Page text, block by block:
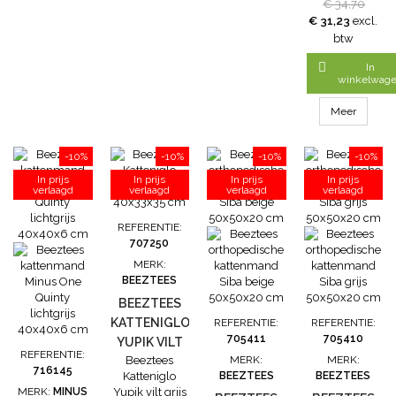
randen waar
jouw kat zich
heerlijk in kan
opkrullen. De
mand is
gemaakt van
katoen touw.
Het heerlijke
uitneembare
kussen, wat
wasbaar is 30
graden, is
gemaakt van
REPREVE
schapenvacht
en gevuld
met...
€ 34,70
€ 31,23 excl.
btw

In
Meer
-10%
In prijs
verlaagd
REFERENTIE:
716145
MERK:MINUS
-10%
In prijs
verlaagd
REFERENTIE:
707250
MERK:
BEEZTEES
BEEZTEES
KATTENIGLO
YUPIK VILT
GRIJS
40X33X35
Beeztees
Katteniglo
Yupik vilt grijs
-10%
In prijs
verlaagd
REFERENTIE:
705411
MERK:
BEEZTEES
-10%
In prijs
verlaagd
REFERENTIE:
705410
MERK:
BEEZTEES